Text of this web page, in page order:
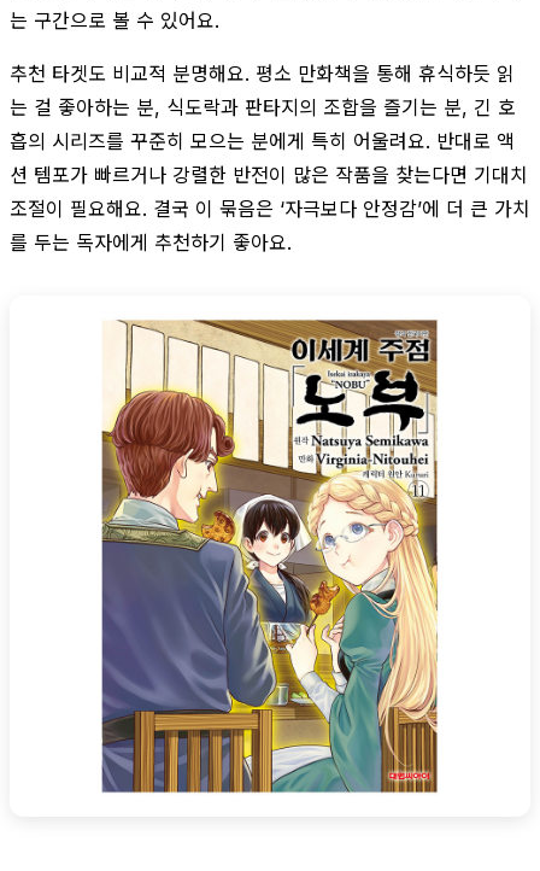
는 구간으로 볼 수 있어요.
추천 타겟도 비교적 분명해요. 평소 만화책을 통해 휴식하듯 읽
는 걸 좋아하는 분, 식도락과 판타지의 조합을 즐기는 분, 긴 호
흡의 시리즈를 꾸준히 모으는 분에게 특히 어울려요. 반대로 액
션 템포가 빠르거나 강렬한 반전이 많은 작품을 찾는다면 기대치
조절이 필요해요. 결국 이 묶음은 ‘자극보다 안정감’에 더 큰 가치
를 두는 독자에게 추천하기 좋아요.